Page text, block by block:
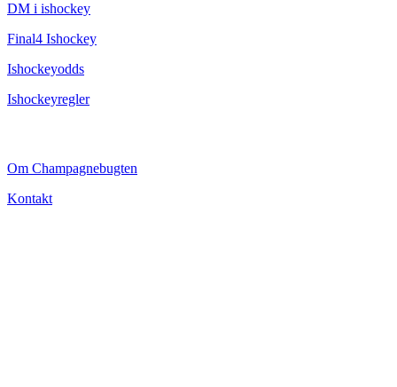
DM i ishockey
Final4 Ishockey
Ishockeyodds
Ishockeyregler
Om Champagnebugten
Kontakt